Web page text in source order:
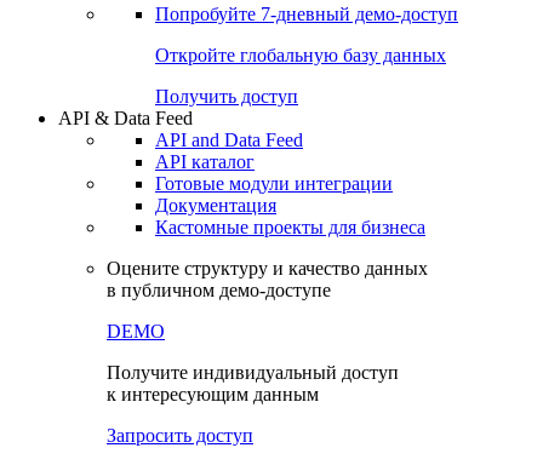
Чат
Проверка контрагента
Попробуйте7-дневный
Откройте глобальную базу данных
Получить доступ
API & Data Feed
API and Data Feed
Готовые модули интеграции
Документация
в публичном демо-доступе